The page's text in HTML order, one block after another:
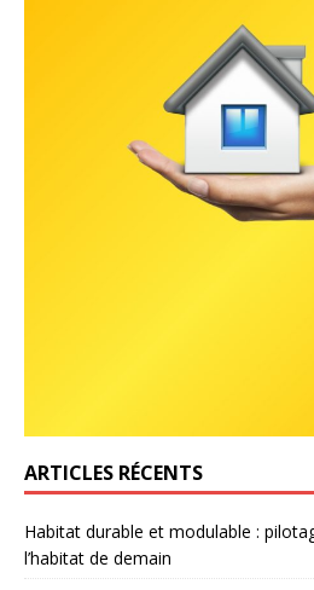
ARTICLES RÉCENTS
Habitat durable et modulable :
l’habitat de demain